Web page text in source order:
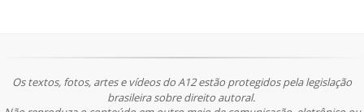
Os textos, fotos, artes e vídeos do A12 estão protegidos pela legislação
brasileira sobre direito autoral.